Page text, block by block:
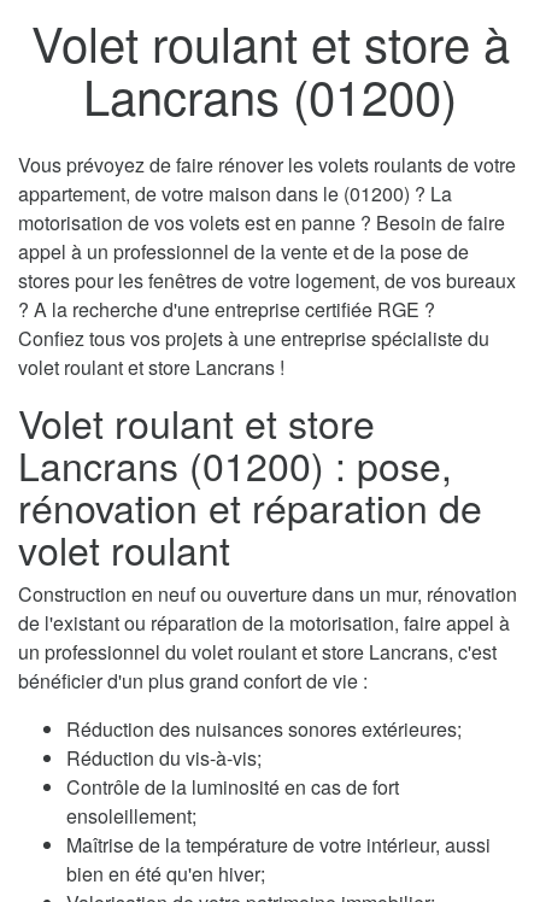
Volet roulant et store à
Lancrans (01200)
Vous prévoyez de faire rénover les volets roulants de votre
appartement, de votre maison dans le (01200) ? La
motorisation de vos volets est en panne ? Besoin de faire
appel à un professionnel de la vente et de la pose de
stores pour les fenêtres de votre logement, de vos bureaux
? A la recherche d'une entreprise certifiée RGE ?
Confiez tous vos projets à une entreprise spécialiste du
volet roulant et store Lancrans !
Volet roulant et store
Lancrans (01200) : pose,
rénovation et réparation de
volet roulant
Construction en neuf ou ouverture dans un mur, rénovation
de l'existant ou réparation de la motorisation, faire appel à
un professionnel du volet roulant et store Lancrans, c'est
bénéficier d'un plus grand confort de vie :
Réduction des nuisances sonores extérieures;
Réduction du vis-à-vis;
Contrôle de la luminosité en cas de fort
ensoleillement;
Maîtrise de la température de votre intérieur, aussi
bien en été qu'en hiver;